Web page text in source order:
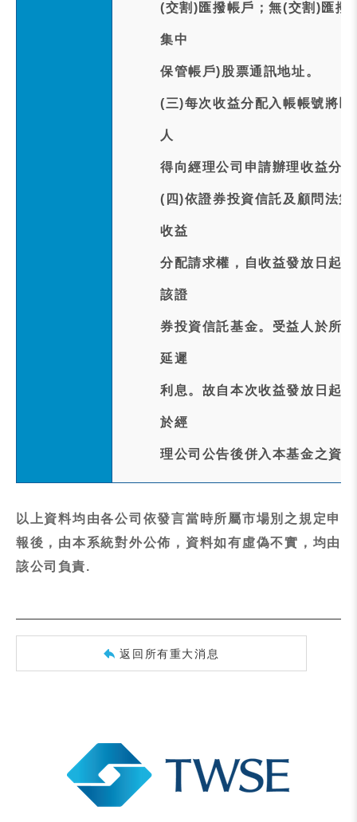
(交割)匯撥帳戶；無(交割)匯撥
集中
保管帳戶)股票通訊地址。
(三)每次收益分配入帳帳號將
人
得向經理公司申請辦理收益分
(四)依證券投資信託及顧問法
收益
分配請求權，自收益發放日起
該證
券投資信託基金。受益人於所
延遲
利息。故自本次收益發放日起
於經
理公司公告後併入本基金之資
以上資料均由各公司依發言當時所屬市場別之規定申
報後，由本系統對外公佈，資料如有虛偽不實，均由
該公司負責.
返回所有重大消息